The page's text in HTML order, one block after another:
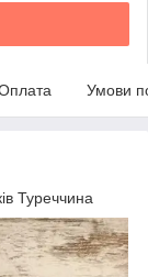
Умови
Туреччина